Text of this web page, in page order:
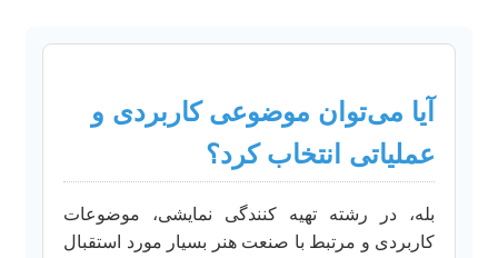
آیا می‌توان موضوعی کاربردی و
عملیاتی انتخاب کرد؟
بله، در رشته تهیه کنندگی نمایشی، موضوعات
کاربردی و مرتبط با صنعت هنر بسیار مورد استقبال